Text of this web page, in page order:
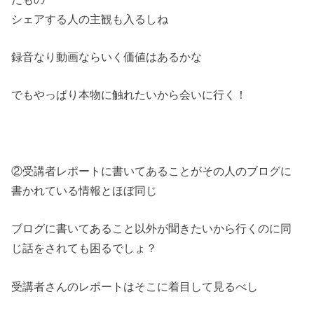
シェアする人の主観も入るしね
録音なり動画ならいく価値はあるかな
でもやっぱり本物に触れたいから会いに行く！
②受講者レポートに書いてあることがその人のブログに
書かれている情報とほぼ同じ
ブログに書いてあること以外が聞きたいから行くのに同
じ話をされても困るでしょ？
受講者さんのレポートはそこに着目して見るべし